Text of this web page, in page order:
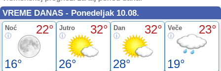
VREME DANAS - Ponedeljak 10.08.
Noć 22°
16°
Jutro 32°
26°
Dan 32°
28°
Veče 23°
19°